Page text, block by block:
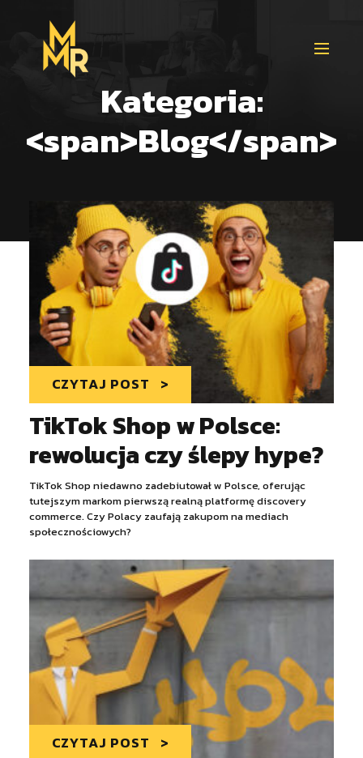
Kategoria:
<span>Blog</span>
CZYTAJ POST
TikTok Shop w Polsce:
rewolucja czy ślepy hype?
TikTok Shop niedawno zadebiutował w Polsce, oferując
tutejszym markom pierwszą realną platformę discovery
commerce. Czy Polacy zaufają zakupom na mediach
społecznościowych?
CZYTAJ POST